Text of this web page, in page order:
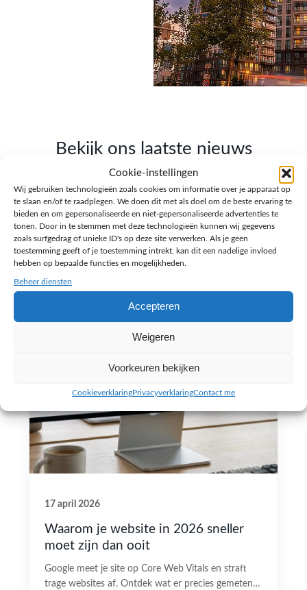
Cookie-instellingen
Wij gebruiken technologieën zoals cookies om informatie over je apparaat op
te slaan en/of te raadplegen. We doen dit met als doel om de beste ervaring te
bieden en om gepersonaliseerde en niet-gepersonaliseerde advertenties te
tonen. Door in te stemmen met deze technologieën kunnen wij gegevens
zoals surfgedrag of unieke ID's op deze site verwerken. Als je geen
toestemming geeft of je toestemming intrekt, kan dit een nadelige invloed
hebben op bepaalde functies en mogelijkheden.
Beheer diensten
Accepteren
Weigeren
Voorkeuren bekijken
CookieverklaringPrivacyverklaringContact me
Bekijk ons laatste nieuws
ondernemen.
17 april 2026
Waarom je website in 2026 sneller
moet zijn dan ooit
Google meet je site op Core Web Vitals en straft
trage websites af. Ontdek wat er precies gemeten…